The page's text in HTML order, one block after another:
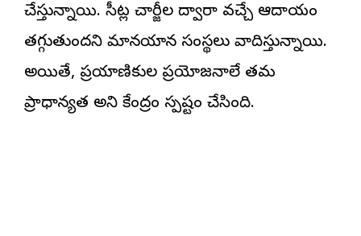
చేస్తున్నాయి. సీట్ల చార్జీల ద్వారా వచ్చే ఆదాయం
తగ్గుతుందని విమానయాన సంస్థలు వాదిస్తున్నాయి.
అయితే, ప్రయాణికుల ప్రయోజనాలే తమ
ప్రాధాన్యత అని కేంద్రం స్పష్టం చేసింది.